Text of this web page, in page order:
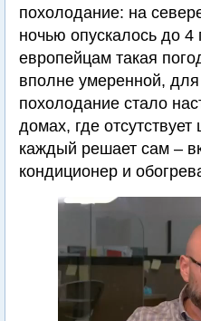
похолодание: на
ночью опускалось до 4
европейцам такая
вполне умеренной,
похолодание стало
домах, где
каждый решает сам –
кондиционер и